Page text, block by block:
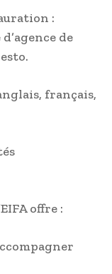
:
de
français,
offre :